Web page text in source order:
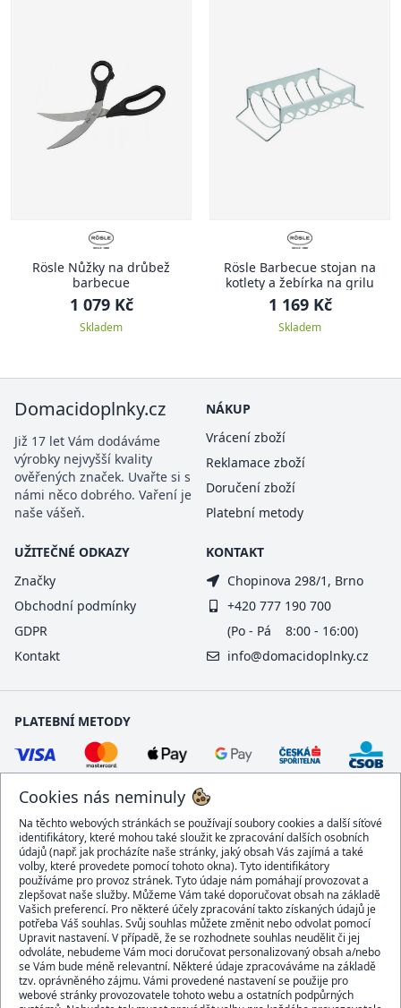
Rösle Nůžky na drůbež
barbecue
1 079 Kč
Skladem
Rösle Barbecue stojan na
kotlety a žebírka na grilu
1 169 Kč
Skladem
Cookies nás neminuly
Na těchto webových stránkách se používají soubory cookies a další síťové
identifikátory, které mohou také sloužit ke zpracování dalších osobních
údajů (např. jak procházíte naše stránky, jaký obsah Vás zajímá a také
volby, které provedete pomocí tohoto okna). Tyto identifikátory
používáme pro provoz stránek. Tyto údaje nám pomáhají provozovat a
zlepšovat naše služby. Můžeme Vám také doporučovat obsah na základě
Vašich preferencí. Pro některé účely zpracování takto získaných údajů je
potřeba Váš souhlas. Svůj souhlas můžete změnit nebo odvolat pomocí
Upravit nastavení. V případě, že se rozhodnete souhlas neudělit či jej
odvoláte, nebudeme Vám moci doručovat personalizovaný obsah a/nebo
se Vám bude méně relevantní. Některé údaje zpracováváme na základě
tzv. oprávněného zájmu. Vámi provedené nastavení se použije pro
webové stránky provozovatele tohoto webu a ostatních podpůrných
Domacidoplnky.cz
Již 17 let Vám dodáváme
výrobky nejvyšší kvality
ověřených značek. Uvařte si s
námi něco dobrého. Vaření je
naše vášeň.
NÁKUP
Vrácení zboží
Reklamace zboží
Doručení zboží
Platební metody
UŽITEČNÉ ODKAZY
Značky
Obchodní podmínky
GDPR
Kontakt
KONTAKT
Chopinova 298/1, Brno
+420 777 190 700
(Po - Pá 8:00 - 16:00)
info@domacidoplnky.cz
PLATEBNÍ METODY
DOPRAVCI
BEZPEČNÝ OBCHOD